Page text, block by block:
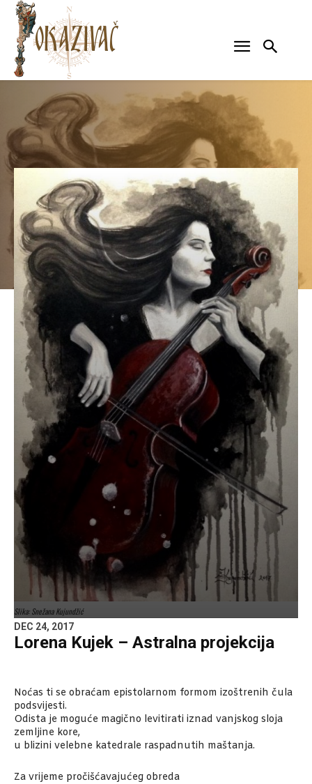
Slika: Snežana Kujundžić
DEC 24, 2017
Lorena Kujek – Astralna projekcija
Noćas ti se obraćam epistolarnom formom izoštrenih čula
podsvijesti.
Odista je moguće magično levitirati iznad vanjskog sloja
zemljine kore,
u blizini velebne katedrale raspadnutih maštanja.
Za vrijeme pročišćavajućeg obreda